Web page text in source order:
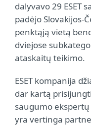
dalyvavo 29 ESET
padėjo Slovakijos-
penktąją vietą
dviejose
ataskaitų teikimo.
ESET kompanija
dar kartą
saugumo
yra vertinga